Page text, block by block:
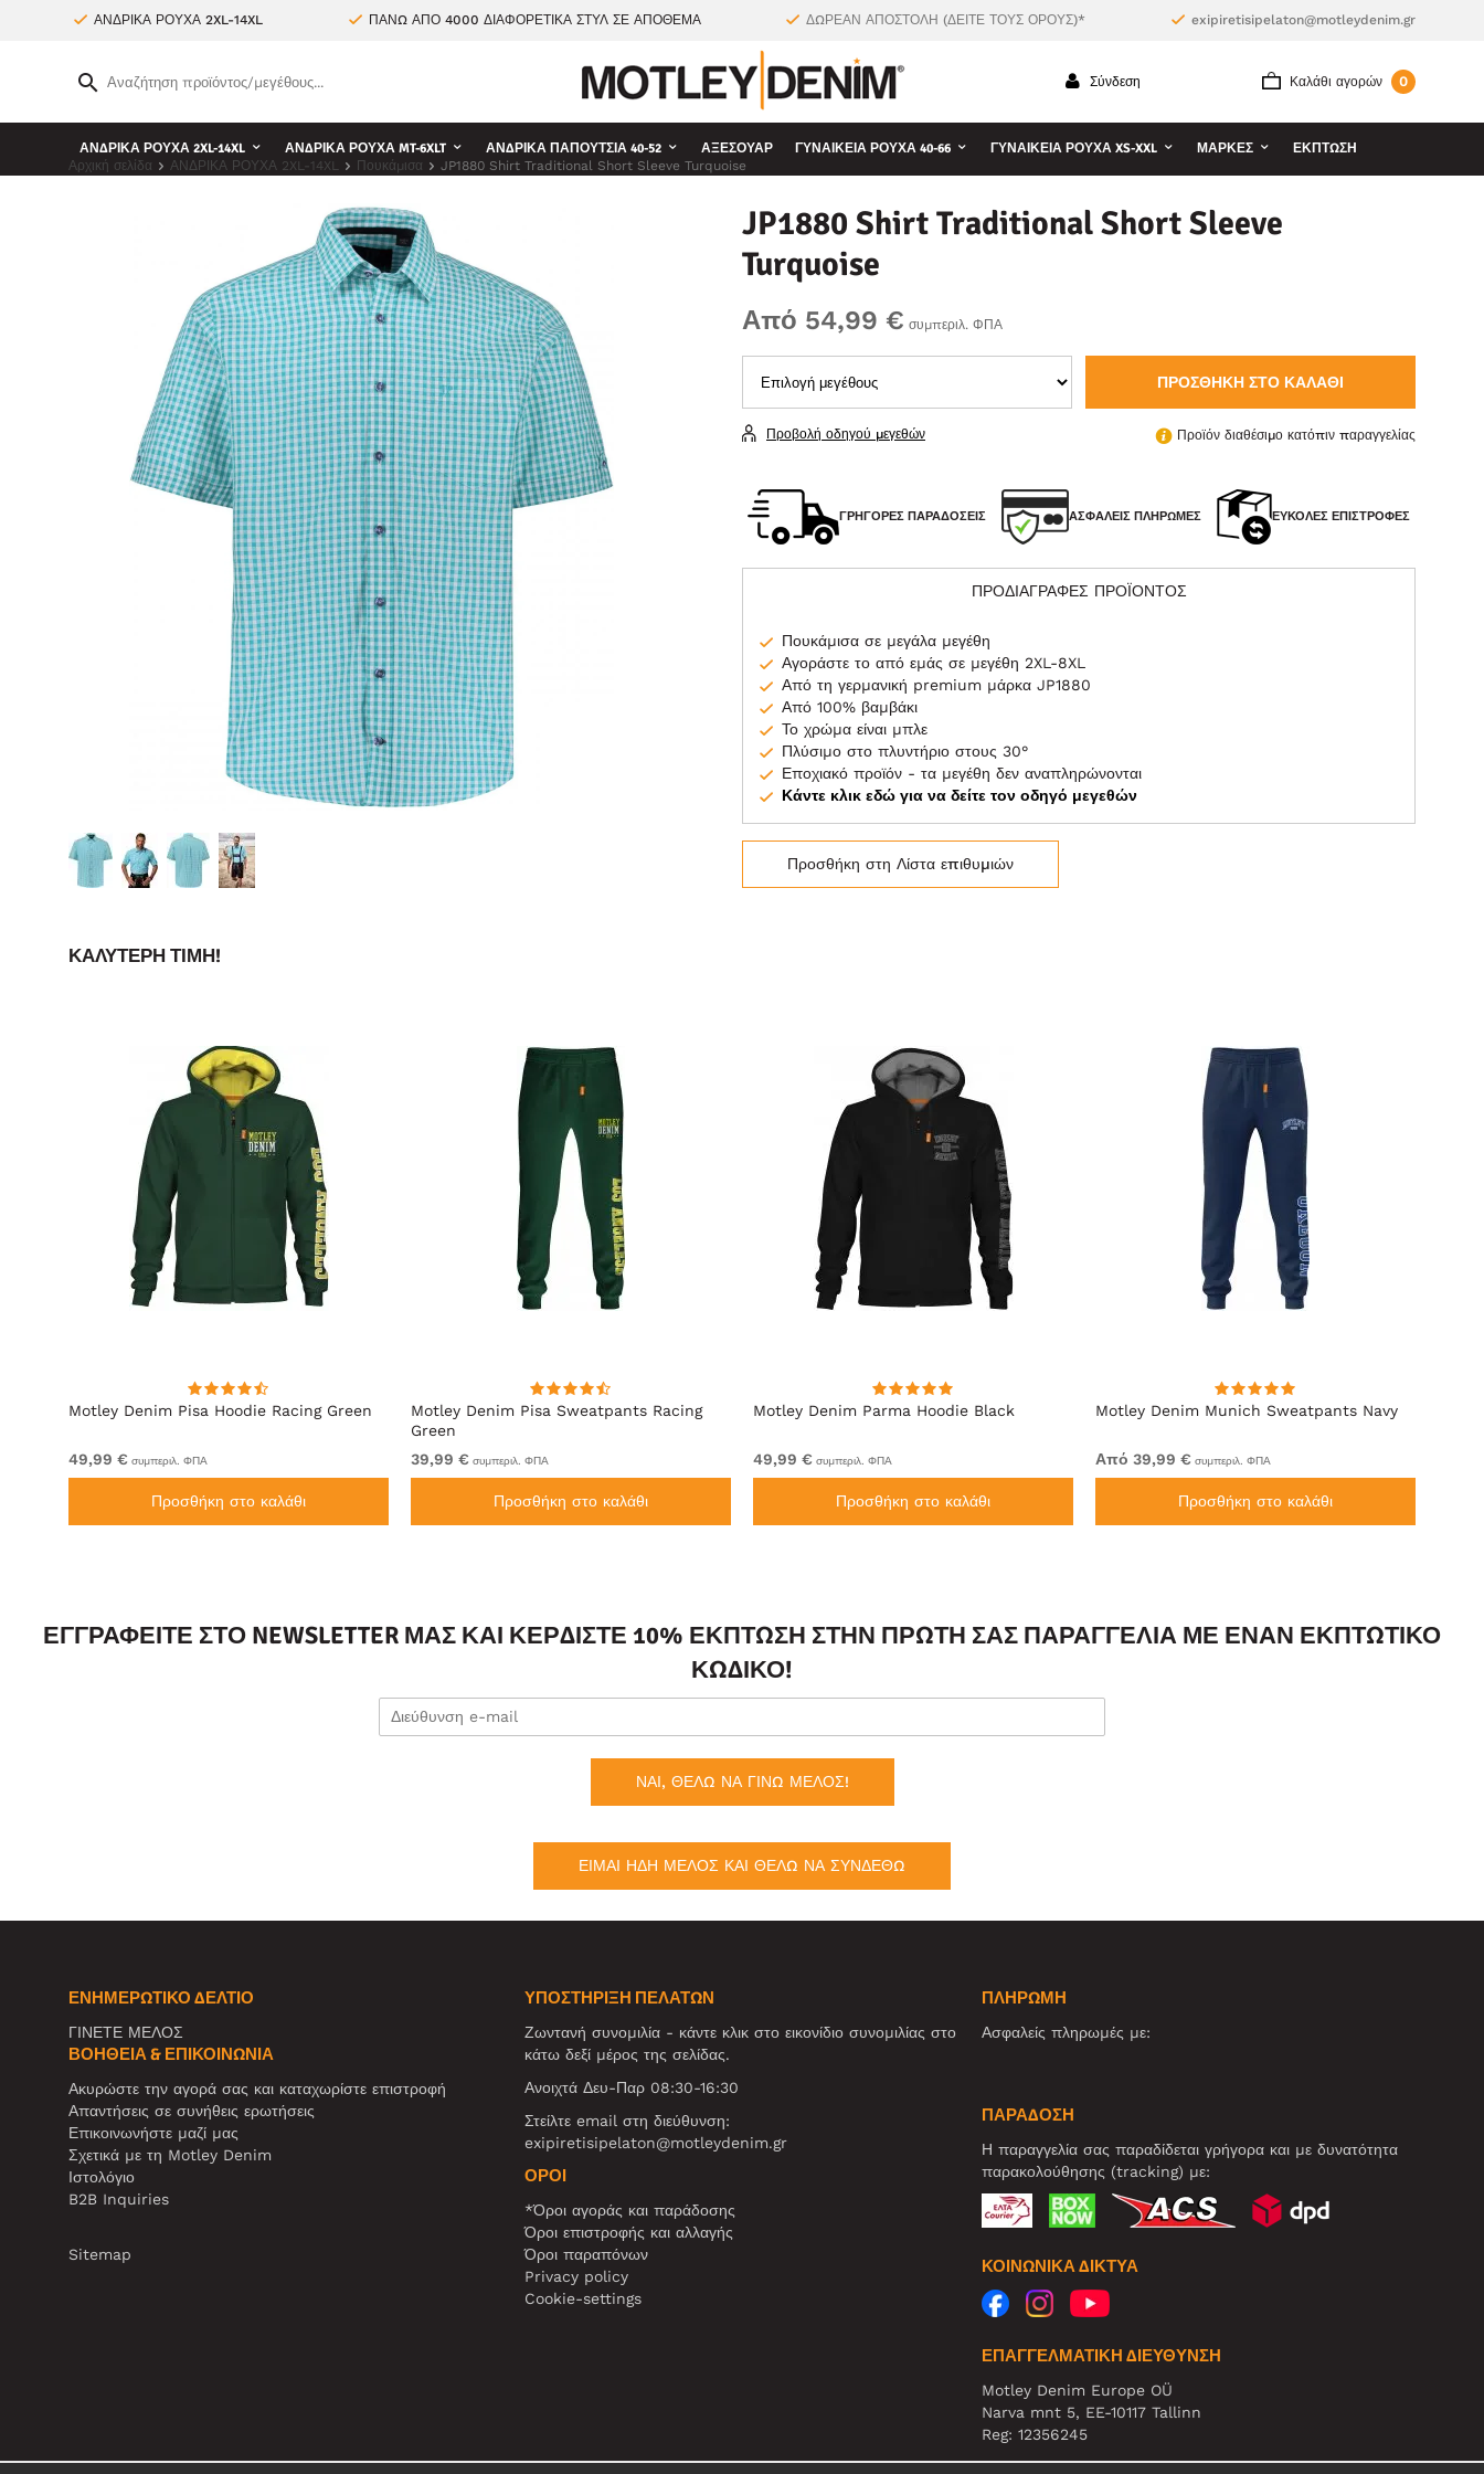
ΑΝΔΡΙΚΑ ΡΟΥΧΑ 2XL-14XL ΠΑΝΩ ΑΠΟ 4000 ΔΙΑΦΟΡΕΤΙΚΑ ΣΤΥΛ ΣΕ ΑΠΟΘΕΜΑ ΔΩΡΕΑΝ ΑΠΟΣΤΟΛΗ (ΔΕΙΤΕ ΤΟΥΣ ΟΡΟΥΣ)* exipiretisipelaton@motleydenim.gr
Καλάθι αγορών 0
Σύνδεση
ΑΝΔΡΙΚΑ ΡΟΥΧΑ 2XL-14XL ΑΝΔΡΙΚΑ ΡΟΥΧΑ MT-6XLT ΑΝΔΡΙΚΆ ΠΑΠΟΎΤΣΙΑ 40-52 ΑΞΕΣΟΥΆΡ ΓΥΝΑΙΚΕΊΑ ΡΟΎΧΑ 40-66 ΓΥΝΑΙΚΕΊΑ ΡΟΎΧΑ XS-XXL ΜΆΡΚΕΣ ΕΚΠΤΩΣΗ
Αρχική σελίδα ΑΝΔΡΙΚΑ ΡΟΥΧΑ 2XL-14XL Πουκάμισα JP1880 Shirt Traditional Short Sleeve Turquoise
JP1880 Shirt Traditional Short Sleeve
Turquoise
Από 54,99 € συμπεριλ. ΦΠΑ
ΠΡΟΣΘΉΚΗ ΣΤΟ ΚΑΛΆΘΙ
Προϊόν διαθέσιμο κατόπιν παραγγελίας
Προβολή οδηγού μεγεθών
ΓΡΉΓΟΡΕΣ ΠΑΡΑΔΌΣΕΙΣ ΑΣΦΑΛΕΊΣ ΠΛΗΡΩΜΈΣ ΕΎΚΟΛΕΣ ΕΠΙΣΤΡΟΦΈΣ
ΠΡΟΔΙΑΓΡΑΦΕΣ ΠΡΟΪΟΝΤΟΣ
Πουκάμισα σε μεγάλα μεγέθη
Αγοράστε το από εμάς σε μεγέθη 2XL-8XL
Από τη γερμανική premium μάρκα JP1880
Από 100% βαμβάκι
Το χρώμα είναι μπλε
Πλύσιμο στο πλυντήριο στους 30°
Εποχιακό προϊόν - τα μεγέθη δεν αναπληρώνονται
Κάντε κλικ εδώ για να δείτε τον οδηγό μεγεθών
Προσθήκη στη Λίστα επιθυμιών
ΚΑΛΎΤΕΡΗ ΤΙΜΉ!
Motley Denim Pisa Hoodie Racing Green
49,99 € συμπεριλ. ΦΠΑ
Προσθήκη στο καλάθι
Motley Denim Pisa Sweatpants Racing
Green
39,99 € συμπεριλ. ΦΠΑ
Προσθήκη στο καλάθι
Motley Denim Parma Hoodie Black
49,99 € συμπεριλ. ΦΠΑ
Προσθήκη στο καλάθι
Motley Denim Munich Sweatpants Navy
Από 39,99 € συμπεριλ. ΦΠΑ
Προσθήκη στο καλάθι
ΕΓΓΡΑΦΕΊΤΕ ΣΤΟ NEWSLETTER ΜΑΣ ΚΑΙ ΚΕΡΔΊΣΤΕ 10% ΈΚΠΤΩΣΗ ΣΤΗΝ ΠΡΏΤΗ ΣΑΣ ΠΑΡΑΓΓΕΛΊΑ ΜΕ ΈΝΑΝ ΕΚΠΤΩΤΙΚΌ
ΚΩΔΙΚΌ!
ΝΑΙ, ΘΕΛΩ ΝΑ ΓΙΝΩ ΜΕΛΟΣ!
ΕΙΜΑΙ ΗΔΗ ΜΕΛΟΣ ΚΑΙ ΘΕΛΩ ΝΑ ΣΥΝΔΕΘΩ
ΕΝΗΜΕΡΩΤΙΚΌ ΔΕΛΤΊΟ
ΓΙΝΕΤΕ ΜΕΛΟΣ
ΒΟΉΘΕΙΑ & ΕΠΙΚΟΙΝΩΝΊΑ
Ακυρώστε την αγορά σας και καταχωρίστε επιστροφή
Απαντήσεις σε συνήθεις ερωτήσεις
Επικοινωνήστε μαζί μας
Σχετικά με τη Motley Denim
Ιστολόγιο
B2B Inquiries
Sitemap
ΥΠΟΣΤΗΡΙΞΗ ΠΕΛΑΤΩΝ
Ζωντανή συνομιλία - κάντε κλικ στο εικονίδιο συνομιλίας στο
κάτω δεξί μέρος της σελίδας.
Ανοιχτά Δευ-Παρ 08:30-16:30
Στείλτε email στη διεύθυνση:
exipiretisipelaton@motleydenim.gr
ΌΡΟΙ
*Όροι αγοράς και παράδοσης
Όροι επιστροφής και αλλαγής
Όροι παραπόνων
Privacy policy
Cookie-settings
ΠΛΗΡΩΜΗ
Ασφαλείς πληρωμές με:
ΠΑΡΑΔΟΣΗ
Η παραγγελία σας παραδίδεται γρήγορα και με δυνατότητα
παρακολούθησης (tracking) με:
ΚΟΙΝΩΝΙΚΆ ΔΊΚΤΥΑ
ΕΠΑΓΓΕΛΜΑΤΙΚΗ ΔΙΕΥΘΥΝΣΗ
Motley Denim Europe OÜ
Narva mnt 5, EE-10117 Tallinn
Reg: 12356245
ΣΗΜΕΙΩΣΗ! Μη στέλνετε επιστρεφόμενα προϊόντα σε αυτήν